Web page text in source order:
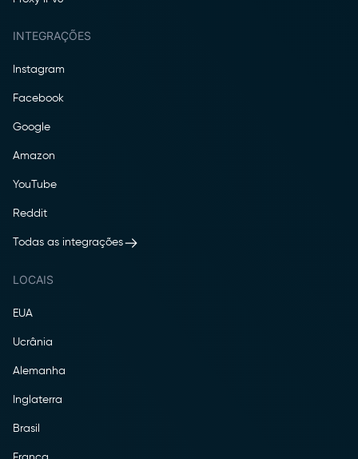
INTEGRAÇÕES
Instagram
Facebook
Google
Amazon
YouTube
Reddit
Todas as integrações
LOCAIS
EUA
Ucrânia
Alemanha
Inglaterra
Brasil